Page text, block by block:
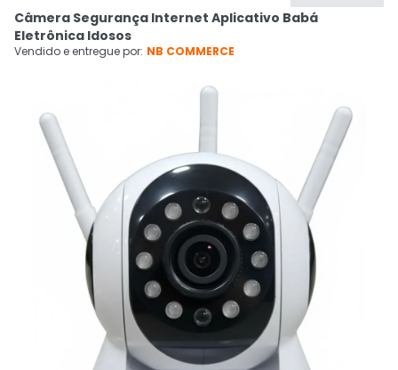
Cupons
CADASTRE-SE
Câmera Segurança Internet Aplicativo Babá
Eletrônica Idosos
Vendido e entregue por: NB COMMERCE